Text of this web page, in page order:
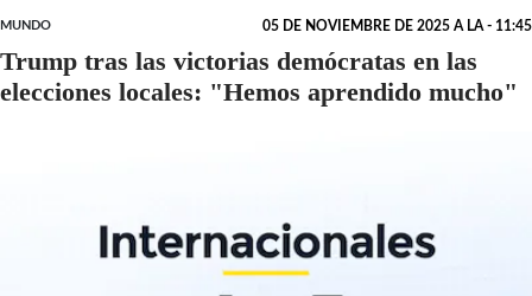
MUNDO 05 DE NOVIEMBRE DE 2025 A LA - 11:45
Trump tras las victorias demócratas en las
elecciones locales: "Hemos aprendido mucho"